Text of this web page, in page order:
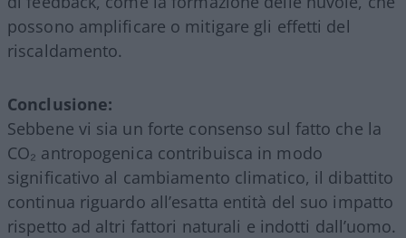
possono amplificare o mitigare gli effetti del
riscaldamento.
Conclusione:
Sebbene vi sia un forte consenso sul fatto che la
CO₂ antropogenica contribuisca in modo
significativo al cambiamento climatico, il dibattito
continua riguardo all’esatta entità del suo impatto
rispetto ad altri fattori naturali e indotti dall’uomo.